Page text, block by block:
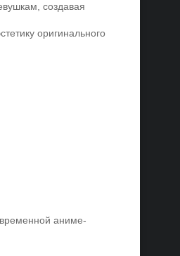
создавая
оригинального
аниме-